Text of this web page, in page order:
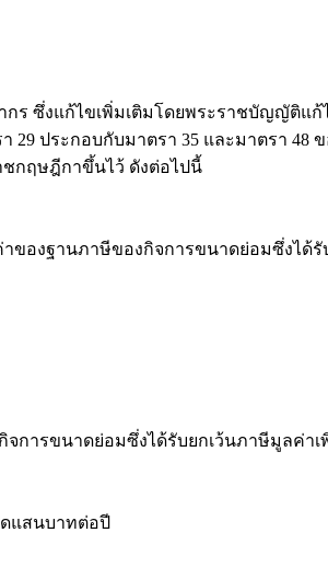
งแก้ไขเพิ่มเติมโดยพระราชบัญญัติแก้ไ
ประกอบกับมาตรา 35 และมาตรา 48
กฤษฎีกาขึ้นไว้ ดังต่อไปนี้
องฐานภาษีของกิจการขนาดย่อมซึ่งได้รั
ารขนาดย่อมซึ่งได้รับยกเว้นภาษีมูลค่าเพิ่
แสนบาทต่อปี